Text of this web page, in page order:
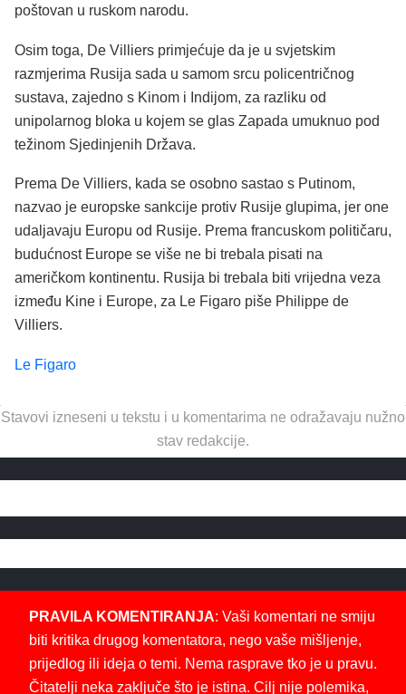
poštovan u ruskom narodu.
Osim toga, De Villiers primjećuje da je u svjetskim
razmjerima Rusija sada u samom srcu policentričnog
sustava, zajedno s Kinom i Indijom, za razliku od
unipolarnog bloka u kojem se glas Zapada umuknuo pod
težinom Sjedinjenih Država.
Prema De Villiers, kada se osobno sastao s Putinom,
nazvao je europske sankcije protiv Rusije glupima, jer one
udaljavaju Europu od Rusije. Prema francuskom političaru,
budućnost Europe se više ne bi trebala pisati na
američkom kontinentu. Rusija bi trebala biti vrijedna veza
između Kine i Europe, za Le Figaro piše Philippe de
Villiers.
Le Figaro
Stavovi izneseni u tekstu i u komentarima ne odražavaju nužno
stav redakcije.
PRAVILA KOMENTIRANJA: Vaši komentari ne smiju
biti kritika drugog komentatora, nego vaše mišljenje,
prijedlog ili ideja o temi. Nema rasprave tko je u pravu.
Čitatelji neka zaključe što je istina. Cilj nije polemika,